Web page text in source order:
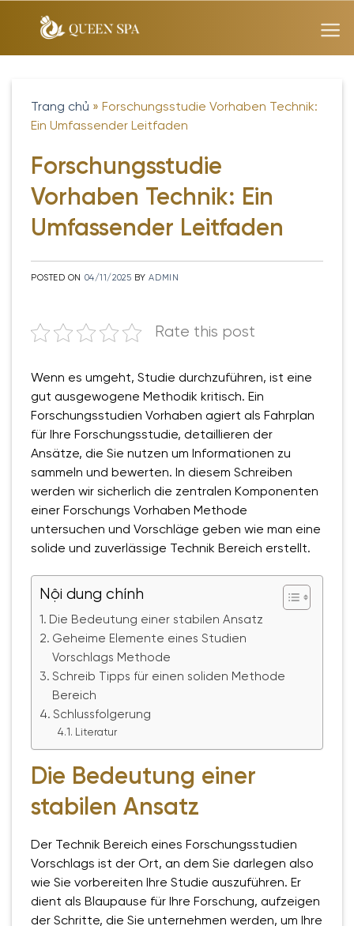
Trang chủ » Forschungsstudie Vorhaben Technik:
Ein Umfassender Leitfaden
Forschungsstudie
Vorhaben Technik: Ein
Umfassender Leitfaden
POSTED ON 04/11/2025 BYADMIN
Rate this post
Wenn es umgeht, Studie durchzuführen, ist eine
gut ausgewogene Methodik kritisch. Ein
Forschungsstudien Vorhaben agiert als Fahrplan
für Ihre Forschungsstudie, detaillieren der
Ansätze, die Sie nutzen um Informationen zu
sammeln und bewerten. In diesem Schreiben
werden wir sicherlich die zentralen Komponenten
einer Forschungs Vorhaben Methode
untersuchen und Vorschläge geben wie man eine
solide und zuverlässige Technik Bereich erstellt.
Nội dung chính
Die Bedeutung einer stabilen Ansatz
Geheime Elemente eines Studien
Vorschlags Methode
Schreib Tipps für einen soliden Methode
Bereich
Schlussfolgerung
Literatur
Die Bedeutung einer
stabilen Ansatz
Der Technik Bereich eines Forschungsstudien
Vorschlags ist der Ort, an dem Sie darlegen also
wie Sie vorbereiten Ihre Studie auszuführen. Er
dient als Blaupause für Ihre Forschung, aufzeigen
der Schritte, die Sie unternehmen werden, um Ihre